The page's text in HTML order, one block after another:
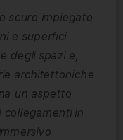
scuro impiegato
e superfici
degli spazi e,
architettoniche
un aspetto
collegamenti in